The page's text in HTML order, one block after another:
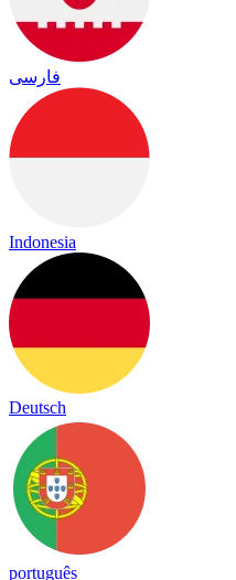
فارسی
Indonesia
Deutsch
português